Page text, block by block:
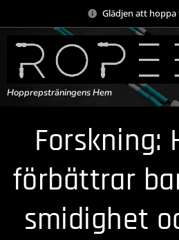
Glädjen att hoppa
Hopprepsträningens Hem
Forskning:
förbättrar
smidighet